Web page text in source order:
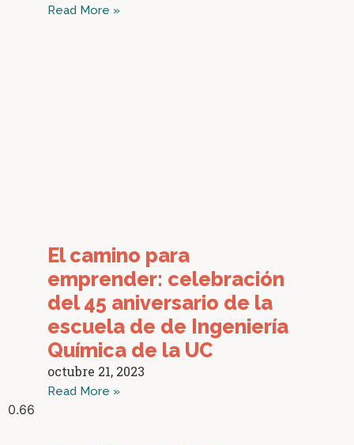
Read More »
El camino para
emprender: celebración
del 45 aniversario de la
escuela de de Ingeniería
Química de la UC
octubre 21, 2023
Read More »